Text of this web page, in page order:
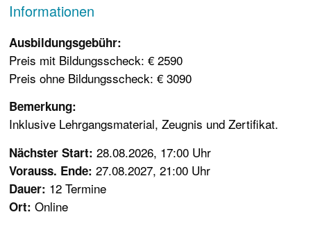
Informationen
Ausbildungsgebühr:
Preis mit Bildungsscheck: € 2590
Preis ohne Bildungsscheck: € 3090
Bemerkung:
Inklusive Lehrgangsmaterial, Zeugnis und Zertifikat.
Nächster Start: 28.08.2026, 17:00 Uhr
Vorauss. Ende: 27.08.2027, 21:00 Uhr
Dauer: 12 Termine
Ort: Online